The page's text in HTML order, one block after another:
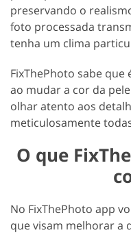
preservando o
foto processada
tenha um clima
FixThePhoto sabe
ao mudar a cor da
olhar atento aos
meticulosamente
O que
No FixThePhoto app
que visam melhorar a